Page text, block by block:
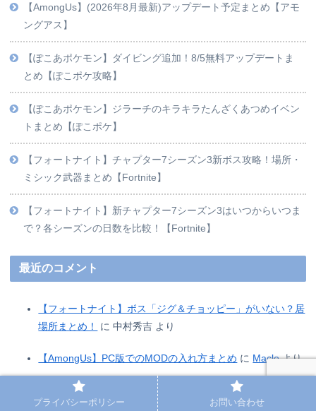
【AmongUs】(2026年8月最新)アップデート予定まとめ【アモ
ングアス】
【ぽこあポケモン】ダイビング追加！8/5無料アップデートま
とめ【ぽこポケ攻略】
【ぽこあポケモン】ジラーチのキラキラたんざくあつめイベン
トまとめ【ぽこポケ】
【フォートナイト】チャプター7シーズン3新ボス攻略！場所・
ミシック武器まとめ【Fortnite】
【フォートナイト】新チャプター7シーズン3はいつからいつま
で？各シーズンの日数を比較！【Fortnite】
最近のコメント
【フォートナイト】ボス「ジグ＆チョッピー」がいない？居
場所まとめ！
に中村秀吉 より
【AmongUs】PC版でのMODの入れ方まとめ に Macloより
【AmongUs】PC版でのMODの入れ方まとめに
り
プライバシーポリシー お問い合わせ